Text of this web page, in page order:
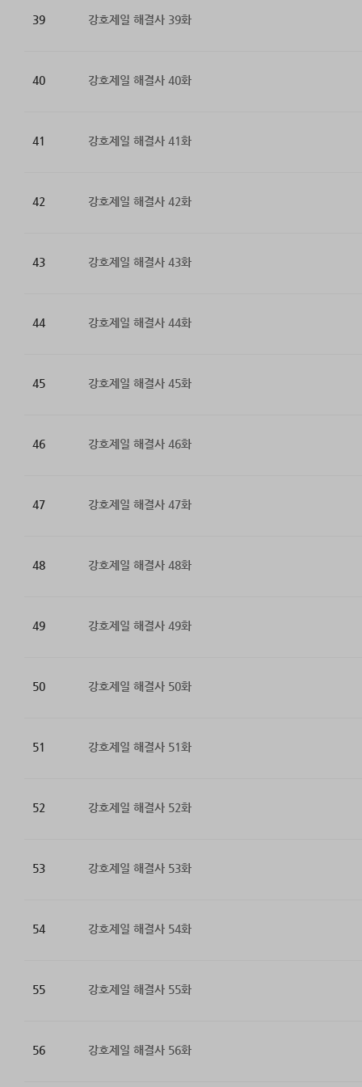
39 강호제일 해결사 39화
40 강호제일 해결사 40화
41 강호제일 해결사 41화
42 강호제일 해결사 42화
43 강호제일 해결사 43화
44 강호제일 해결사 44화
45 강호제일 해결사 45화
46 강호제일 해결사 46화
47 강호제일 해결사 47화
48 강호제일 해결사 48화
49 강호제일 해결사 49화
50 강호제일 해결사 50화
51 강호제일 해결사 51화
52 강호제일 해결사 52화
53 강호제일 해결사 53화
54 강호제일 해결사 54화
55 강호제일 해결사 55화
56 강호제일 해결사 56화